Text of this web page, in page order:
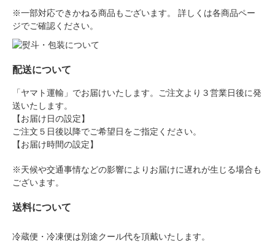
※一部対応できかねる商品もございます。 詳しくは各商品ペー
ジでご確認ください。
配送について
「ヤマト運輸」でお届けいたします。ご注文より３営業日後に発
送いたします。
【お届け日の設定】
ご注文５日後以降でご希望日をご指定ください。
【お届け時間の設定】
※天候や交通事情などの影響によりお届けに遅れが生じる場合も
ございます。
送料について
冷蔵便・冷凍便は別途クール代を頂戴いたします。